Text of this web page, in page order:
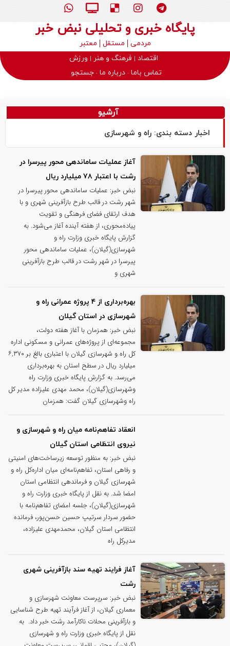
پایگاه خبری و تحلیلی نبض خبر
مردمی مستقل
معتبر
اقتصاد
فرهنگ و هنر
ورزش
تماس باما درباره ما جستجو
آرشیو
اخبار دسته بندی: راه و شهرسازی
آغاز عملیات ساماندهی محور پیرسرا در
رشت با اعتبار ۷۸ میلیارد ریال
نبض خبر: عملیات ساماندهی محور پیرسرا در
شهر رشت در قالب طرح بازآفرینی شهری و با
هدف ارتقای فضای فرهنگی و تقویت
پیاده‌محوری، از هفته آینده آغاز می‌شود. به
گزارش پایگاه خبری وزارت راه و
شهرسازی(گیلان)، عملیات ساماندهی محور
پیرسرا در شهر رشت در قالب طرح بازآفرینی
شهری و
بهره‌برداری از ۴ پروژه‌ عمرانی راه و
شهرسازی در استان گیلان
نبض خبر: همزمان با آغاز هفته دولت،
مجموعه‌ای از پروژه‌های عمرانی و مسکونی اداره
کل راه و شهرسازی گیلان با اعتباری بالغ بر ۶,۳۷۰
میلیارد ریال در سطح استان به بهره‌برداری
می‌رسد. به گزارش پایگاه خبری وزارت راه
وشهرسازی(گیلان)، محمد مهدی علیزاده مدیر کل
راه وشهرسازی گیلان گفت: همزمان
انعقاد تفاهم‌نامه میان راه و شهرسازی و
نیروی انتظامی استان گیلان
نبض خبر: به منظور توسعه زیرساخت‌های امنیتی
و رفاهی استان، تفاهم‌نامه‌ای میان اداره‌کل راه و
شهرسازی گیلان و فرماندهی انتظامی استان
امضا شد. به نقل از پایگاه خبری وزارت راه و
شهرسازی(گیلان)، جلسه امضای تفاهم‌نامه با
حضور سردار سرتیپ حسین حسن‌پور، فرمانده
انتظامی استان گیلان، محمدمهدی علیزاده،
مدیرکل راه
آغاز فرایند تهیه سند بازآفرینی شهری
رشت
نبض خبر: سرپرست معاونت شهرسازی و
معماری گیلان، از آغاز فرآیند تهیه طرح شناسایی
و بازآفرینی محلات ناکارآمد رشت خبر داد. به
نقل از پایگاه خبری وزارت راه و شهرسازی